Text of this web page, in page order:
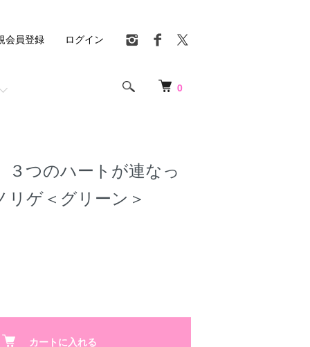
0
会員登録 ログイン
つのハートが連なっ
リゲ＜グリーン＞
カートに入れる